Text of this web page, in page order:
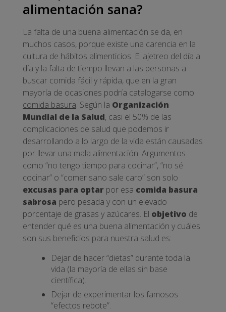
alimentación sana?
La falta de una buena alimentación se da, en
muchos casos, porque existe una carencia en la
cultura de hábitos alimenticios. El ajetreo del día a
día y la falta de tiempo llevan a las personas a
buscar comida fácil y rápida, que en la gran
mayoría de ocasiones podría catalogarse como
comida basura. Según la Organización
Mundial de la Salud, casi el 50% de las
complicaciones de salud que podemos ir
desarrollando a lo largo de la vida están causadas
por llevar una mala alimentación. Argumentos
como “no tengo tiempo para cocinar”, “no sé
cocinar” o “comer sano sale caro” son solo
excusas para optar por esa comida basura
sabrosa pero pesada y con un elevado
porcentaje de grasas y azúcares. El objetivo de
entender qué es una buena alimentación y cuáles
son sus beneficios para nuestra salud es:
Dejar de hacer “dietas” durante toda la
vida (la mayoría de ellas sin base
científica).
Dejar de experimentar los famosos
“efectos rebote”.